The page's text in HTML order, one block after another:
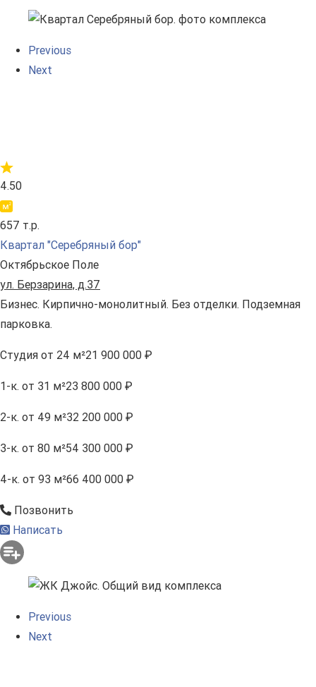
Previous
Next
4.50
657 т.р.
Квартал "Серебряный бор"
Октябрьское Поле
ул. Берзарина, д.37
Бизнес. Кирпично-монолитный. Без отделки. Подземная
парковка.
Студия от 24 м²21 900 000 ₽
1-к. от 31 м²23 800 000 ₽
2-к. от 49 м²32 200 000 ₽
3-к. от 80 м²54 300 000 ₽
4-к. от 93 м²66 400 000 ₽
Позвонить
Написать
Previous
Next